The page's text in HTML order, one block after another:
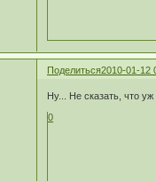
Поделиться2010-01-12
Ну... Не сказать, что
0